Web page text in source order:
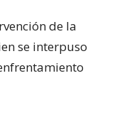
de la
se interpuso